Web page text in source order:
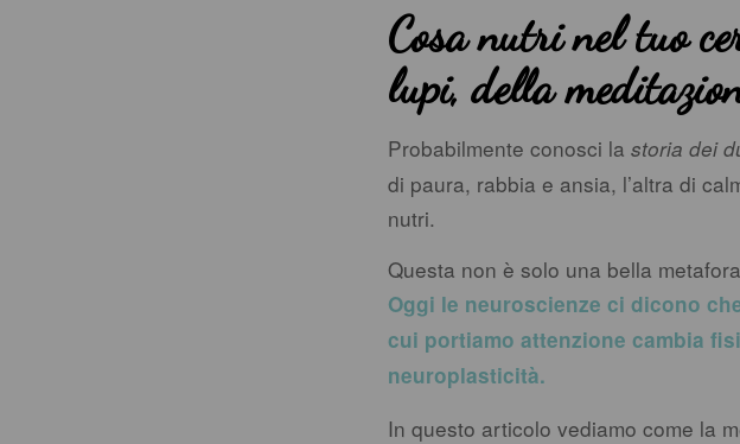
Cosa nutri nel tuo
lupi, della
Probabilmente conosci la storia dei
di paura, rabbia e ansia, l’altra di
nutri.
Questa non è solo una bella
Oggi le neuroscienze ci dicono
cui portiamo attenzione cambia
neuroplasticità.
In questo articolo vediamo come la